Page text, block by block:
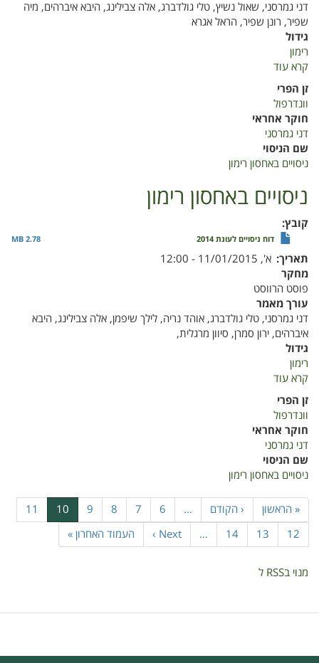
דני גמרסני, שאול נשיץ, טלי גולדברג, אלה צבילינג, היבא איברהים, מיה
שפיר, רונן שפיר, הראל אגרא
גידול
רימון
קרא עוד
זן הפרי
וונדרפול
חוקר אחראי
דני גמרסני
שם הניסוי
ניסויים באחסון רימון
ניסויים באחסון רימון
קובץ
דוח ניסויים לעונת 2014 2.78 MB
תאריך א', 11/01/2015 - 12:00
מחקר
פוסט הרווסט
עורך מאמר
דני גמרסני, טלי גולדברג, אוהד נריה, לילך שיפמן, אלה צבילינג, היבא
איברהים, ירון סמרן, סיוון מרגלית,
גידול
רימון
קרא עוד
זן הפרי
וונדרפול
חוקר אחראי
דני גמרסני
שם הניסוי
ניסויים באחסון רימון
דפדוף
דף
ראשון
« הראשון
הדף
הקודם
‹ הקודם … דף
6 דף
7 דף
8 דף
9
דף
נוכחי
10 דף
11
דף
12 דף
13 דף
14
…
הדף
הבא
Next ›
הדף
האחרון
העמוד האחרון »
מנוי בRSS ל